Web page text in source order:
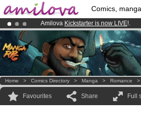
Comics,
Amilova Kickstarter is now LIVE!.
Already 134393membersand 1208
Premium membership from3.95
Home > Comics Directory > Manga > Romance
Favourites Share Full